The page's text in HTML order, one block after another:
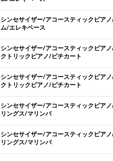
シンセサイザー/アコースティックピア
ム/エレキベース
シンセサイザー/アコースティックピア
クトリックピアノ/ピチカート
シンセサイザー/アコースティックピア
クトリックピアノ/ピチカート
シンセサイザー/アコースティックピア
リングス/マリンバ
シンセサイザー/アコースティックピア
リングス/マリンバ